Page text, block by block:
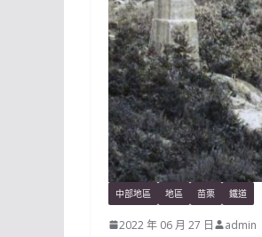
中部地區 地區 苗栗 鐵道
2022 年 06 月 27 日 admin